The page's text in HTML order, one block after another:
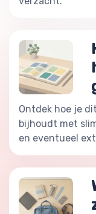
Ontdek hoe je
bijhoudt met
en eventueel